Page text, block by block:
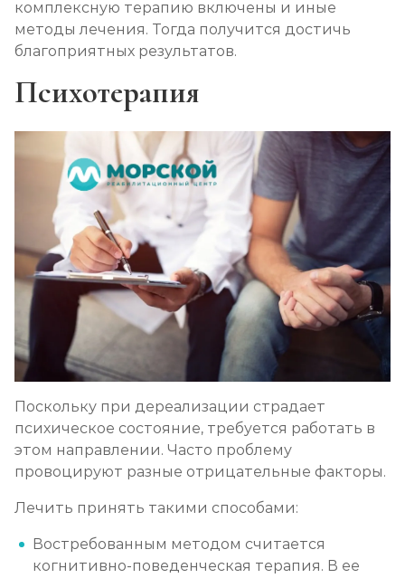
комплексную терапию включены и иные
методы лечения. Тогда получится достичь
благоприятных результатов.
Психотерапия
Поскольку при дереализации страдает
психическое состояние, требуется работать в
этом направлении. Часто проблему
провоцируют разные отрицательные факторы.
Лечить принять такими способами:
Востребованным методом считается
когнитивно-поведенческая терапия. В ее